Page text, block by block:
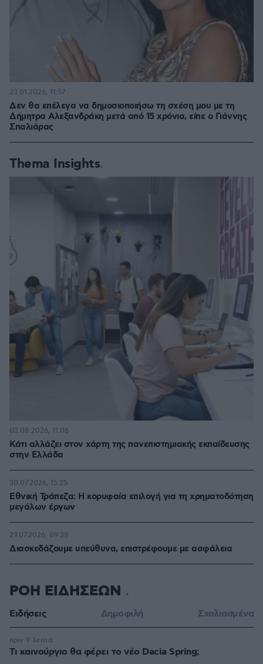
Δεν θα επέλεγα να δημοσιοποιήσω τη σχέση μου με τη
Δήμητρα Αλεξανδράκη μετά από 15 χρόνια, είπε ο Γιάννης
Σπαλιάρας
23.01.2026, 11:57
Thema Insights
Κάτι αλλάζει στον χάρτη της πανεπιστημιακής εκπαίδευσης
στην Ελλάδα
03.08.2026, 11:06
Εθνική Τράπεζα: Η κορυφαία επιλογή για τη χρηματοδότηση
μεγάλων έργων
30.07.2026, 15:25
Διασκεδάζουμε υπεύθυνα, επιστρέφουμε με ασφάλεια
29.07.2026, 09:39
ΡΟΗ ΕΙΔΗΣΕΩΝ
Ειδήσεις Δημοφιλή Σχολιασμένα
Τι καινούργιο θα φέρει το νέο Dacia Spring;
πριν 9 λεπτά